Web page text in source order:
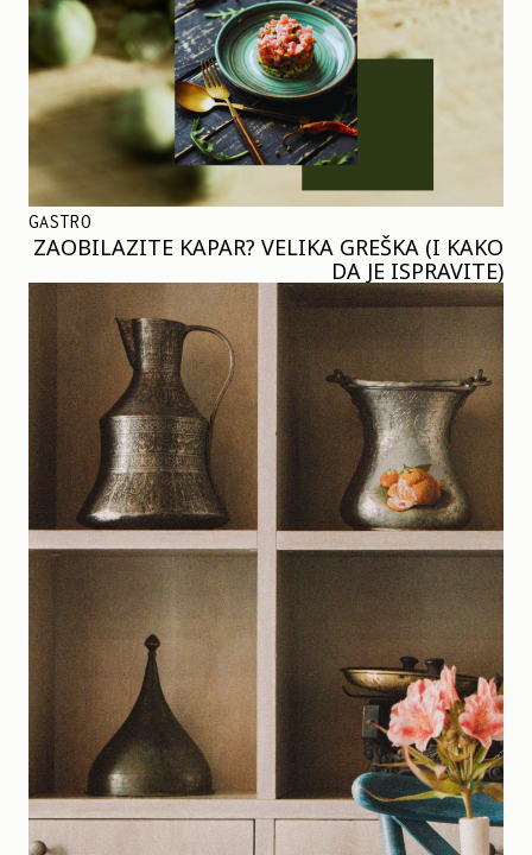
GASTRO
ZAOBILAZITE KAPAR? VELIKA GREŠKA (I KAKO
DA JE ISPRAVITE)